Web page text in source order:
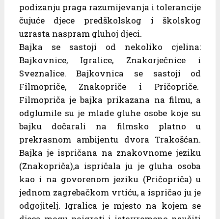
podizanju praga razumijevanja i tolerancije
čujuće djece predškolskog i školskog
uzrasta naspram gluhoj djeci.
Bajka se sastoji od nekoliko cjelina:
Bajkovnice, Igralice, Znakorječnice i
Sveznalice. Bajkovnica se sastoji od
Filmopriče, Znakopriče i Pričopriče.
Filmopriča je bajka prikazana na filmu, a
odglumile su je mlade gluhe osobe koje su
bajku dočarali na filmsko platno u
prekrasnom ambijentu dvora Trakošćan.
Bajka je ispričana na znakovnome jeziku
(Znakopriča),a ispričala ju je gluha osoba
kao i na govorenom jeziku (Pričopriča) u
jednom zagrebačkom vrtiću, a ispričao ju je
odgojitelj. Igralica je mjesto na kojem se